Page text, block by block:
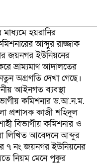
হয়রানির
আব্দুর রাজ্জাক
জয়নগর ইউনিয়নের
ভ্রাম্যমাণ আদালতের
অগ্রগতি দেখা গেছে।
আইনগত ব্যবস্থা
কমিশনার ড.আ.ন.ম.
প্রশাসক কাজী শহিদুল
বিভাগীয় কমিশনার ও
লিখিত আবেদনে আব্দুর
৭ নং জয়নগর ইউনিয়নের
নিয়ম মেনে পুকুর